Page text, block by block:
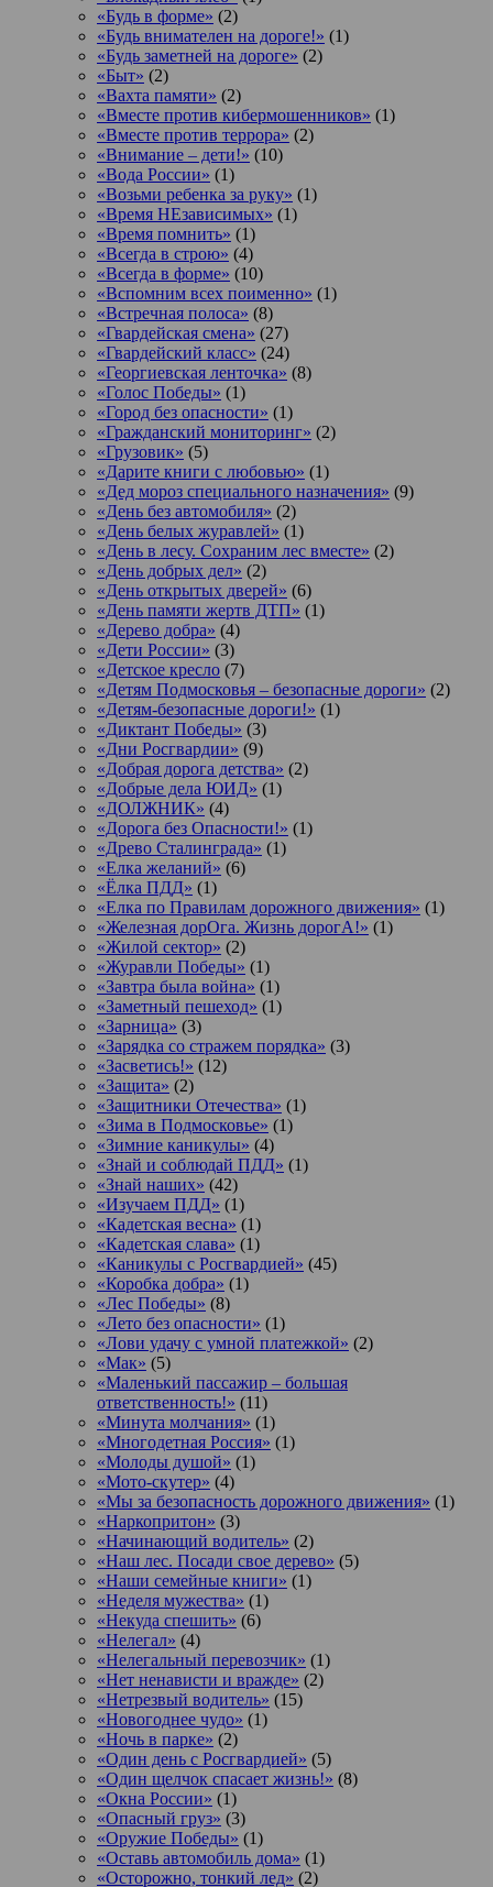
«Будь в форме» (2)
«Будь внимателен на дороге!» (1)
«Будь заметней на дороге» (2)
«Быт» (2)
«Вахта памяти» (2)
«Вместе против кибермошенников» (1)
«Вместе против террора» (2)
«Внимание – дети!» (10)
«Вода России» (1)
«Возьми ребенка за руку» (1)
«Время НЕзависимых» (1)
«Время помнить» (1)
«Всегда в строю» (4)
«Всегда в форме» (10)
«Вспомним всех поименно» (1)
«Встречная полоса» (8)
«Гвардейская смена» (27)
«Гвардейский класс» (24)
«Георгиевская ленточка» (8)
«Голос Победы» (1)
«Город без опасности» (1)
«Гражданский мониторинг» (2)
«Грузовик» (5)
«Дарите книги с любовью» (1)
«Дед мороз специального назначения» (9)
«День без автомобиля» (2)
«День белых журавлей» (1)
«День в лесу. Сохраним лес вместе» (2)
«День добрых дел» (2)
«День открытых дверей» (6)
«День памяти жертв ДТП» (1)
«Дерево добра» (4)
«Дети России» (3)
«Детское кресло (7)
«Детям Подмосковья – безопасные дороги» (2)
«Детям-безопасные дороги!» (1)
«Диктант Победы» (3)
«Дни Росгвардии» (9)
«Добрая дорога детства» (2)
«Добрые дела ЮИД» (1)
«ДОЛЖНИК» (4)
«Дорога без Опасности!» (1)
«Древо Сталинграда» (1)
«Елка желаний» (6)
«Ёлка ПДД» (1)
«Елка по Правилам дорожного движения» (1)
«Железная дорОга. Жизнь дорогА!» (1)
«Жилой сектор» (2)
«Журавли Победы» (1)
«Завтра была война» (1)
«Заметный пешеход» (1)
«Зарница» (3)
«Зарядка со стражем порядка» (3)
«Засветись!» (12)
«Защита» (2)
«Защитники Отечества» (1)
«Зима в Подмосковье» (1)
«Зимние каникулы» (4)
«Знай и соблюдай ПДД» (1)
«Знай наших» (42)
«Изучаем ПДД» (1)
«Кадетская весна» (1)
«Кадетская слава» (1)
«Каникулы с Росгвардией» (45)
«Коробка добра» (1)
«Лес Победы» (8)
«Лето без опасности» (1)
«Лови удачу с умной платежкой» (2)
«Мак» (5)
«Маленький пассажир – большая
ответственность!» (11)
«Минута молчания» (1)
«Многодетная Россия» (1)
«Молоды душой» (1)
«Мото-скутер» (4)
«Мы за безопасность дорожного движения» (1)
«Наркопритон» (3)
«Начинающий водитель» (2)
«Наш лес. Посади свое дерево» (5)
«Наши семейные книги» (1)
«Неделя мужества» (1)
«Некуда спешить» (6)
«Нелегал» (4)
«Нелегальный перевозчик» (1)
«Нет ненависти и вражде» (2)
«Нетрезвый водитель» (15)
«Новогоднее чудо» (1)
«Ночь в парке» (2)
«Один день с Росгвардией» (5)
«Один щелчок спасает жизнь!» (8)
«Окна России» (1)
«Опасный груз» (3)
«Оружие Победы» (1)
«Оставь автомобиль дома» (1)
«Осторожно, тонкий лед» (2)